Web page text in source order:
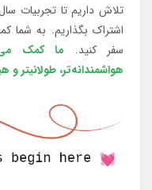
تلاش داریم تا تجربیات
اشتراک بگذاریم. به شما
سفر کنید. ما کمک
هواشمندانه‌تر، طولانی‎تر و هیجان‌انگیزتر باشد.